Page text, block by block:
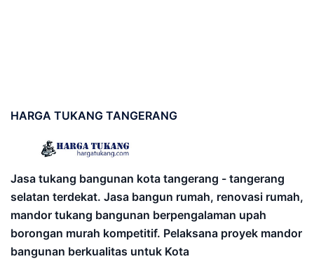
HARGA TUKANG TANGERANG
Jasa tukang bangunan kota tangerang - tangerang
selatan terdekat. Jasa bangun rumah, renovasi rumah,
mandor tukang bangunan berpengalaman upah
borongan murah kompetitif. Pelaksana proyek mandor
bangunan berkualitas untuk Kota